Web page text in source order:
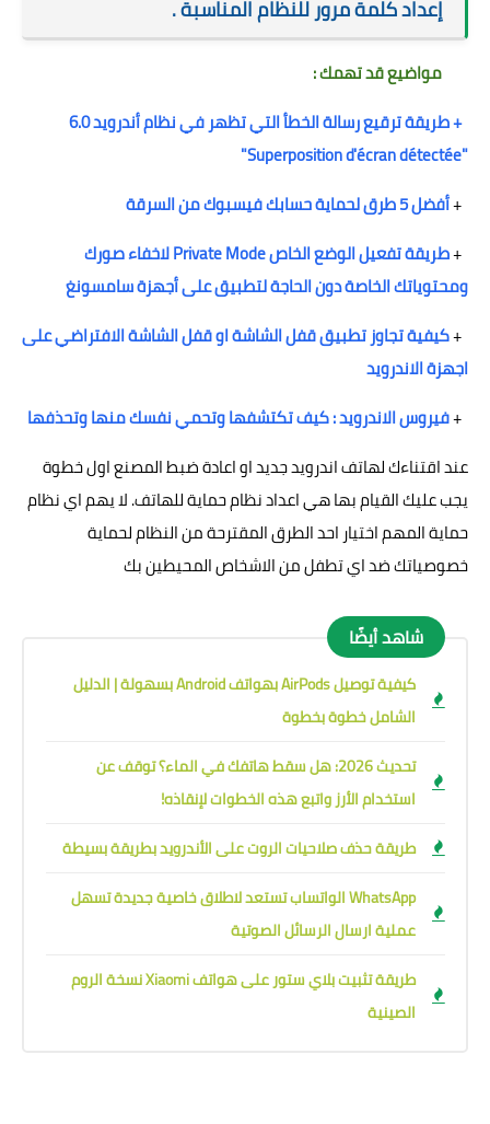
إعداد كلمة مرور للنظام المناسبة .
مواضيع قد تهمك :
+
طريقة ترقيع رسالة الخطأ التي تظهر في نظام أندرويد 6.0
"Superposition d'écran détectée"
+أفضل 5 طرق لحماية حسابك فيسبوك من السرقة
+
طريقة تفعيل الوضع الخاص Private Mode لاخفاء صورك
ومحتوياتك الخاصة دون الحاجة لتطبيق على أجهزة سامسونغ
+كيفية تجاوز تطبيق قفل الشاشة او قفل الشاشة الافتراضي على
اجهزة الاندرويد
+فيروس الاندرويد : كيف تكتشفها وتحمي نفسك منها وتحذفها
عند اقتناءك لهاتف اندرويد جديد او اعادة ضبط المصنع اول خطوة
يجب عليك القيام بها هي اعداد نظام حماية للهاتف. لا يهم اي نظام
حماية المهم اختيار احد الطرق المقترحة من النظام لحماية
خصوصياتك ضد اي تطفل من الاشخاص المحيطين بك
شاهد أيضًا
كيفية توصيل AirPods بهواتف Android بسهولة | الدليل
الشامل خطوة بخطوة
تحديث 2026: هل سقط هاتفك في الماء؟ توقف عن
استخدام الأرز واتبع هذه الخطوات لإنقاذه!
طريقة حذف صلاحيات الروت على الأندرويد بطريقة بسيطة
WhatsApp الواتساب تستعد لاطلاق خاصية جديدة تسهل
عملية ارسال الرسائل الصوتية
طريقة تثبيت بلاي ستور على هواتف Xiaomi نسخة الروم
الصينية